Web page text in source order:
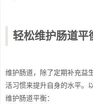
轻松维护肠道平
维护肠道，除了定期补充益
活习惯来提升自身的水平。
维护肠道平衡：